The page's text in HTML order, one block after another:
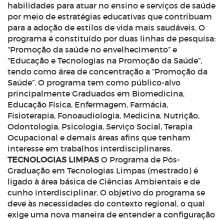
habilidades para atuar no ensino e serviços de saúde
por meio de estratégias educativas que contribuam
para a adoção de estilos de vida mais saudáveis. O
programa é constituído por duas linhas de pesquisa:
“Promoção da saúde no envelhecimento” e
“Educação e Tecnologias na Promoção da Saúde”,
tendo como área de concentração a “Promoção da
Saúde”. O programa tem como público-alvo
principalmente Graduados em Biomedicina,
Educação Física, Enfermagem, Farmácia,
Fisioterapia, Fonoaudiologia, Medicina, Nutrição,
Odontologia, Psicologia, Serviço Social, Terapia
Ocupacional e demais áreas afins que tenham
interesse em trabalhos interdisciplinares.
TECNOLOGIAS LIMPAS O Programa de Pós-
Graduação em Tecnologias Limpas (mestrado) é
ligado à área básica de Ciências Ambientais e de
cunho interdisciplinar. O objetivo do programa se
deve às necessidades do contexto regional, o qual
exige uma nova maneira de entender a configuração